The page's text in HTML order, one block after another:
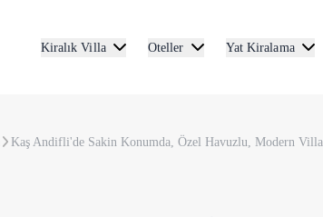
Kiralık Villa
Oteller Yat Kiralama
Kaş Andifli'de Sakin Konumda, Özel Havuzlu, Modern Villa